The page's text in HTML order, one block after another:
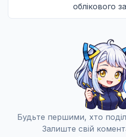
облікового
Будьте першими, хто
Залиште свій